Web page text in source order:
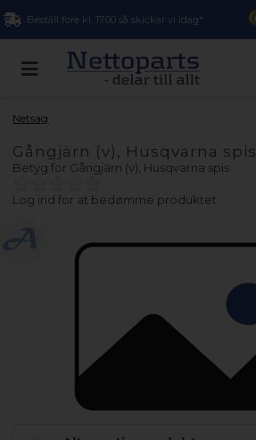
Beställ före kl. 17.00 så skickar vi idag*
Netsag
Gångjärn (v), Husqvarna spis
Betyg för Gångjärn (v), Husqvarna spis
Log ind for at bedømme produktet